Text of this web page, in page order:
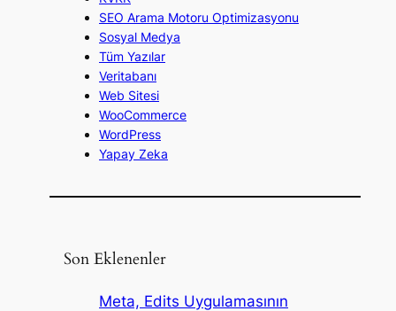
SEO Arama Motoru Optimizasyonu
Sosyal Medya
Tüm Yazılar
Veritabanı
Web Sitesi
WooCommerce
WordPress
Yapay Zeka
Son Eklenenler
Meta, Edits Uygulamasının